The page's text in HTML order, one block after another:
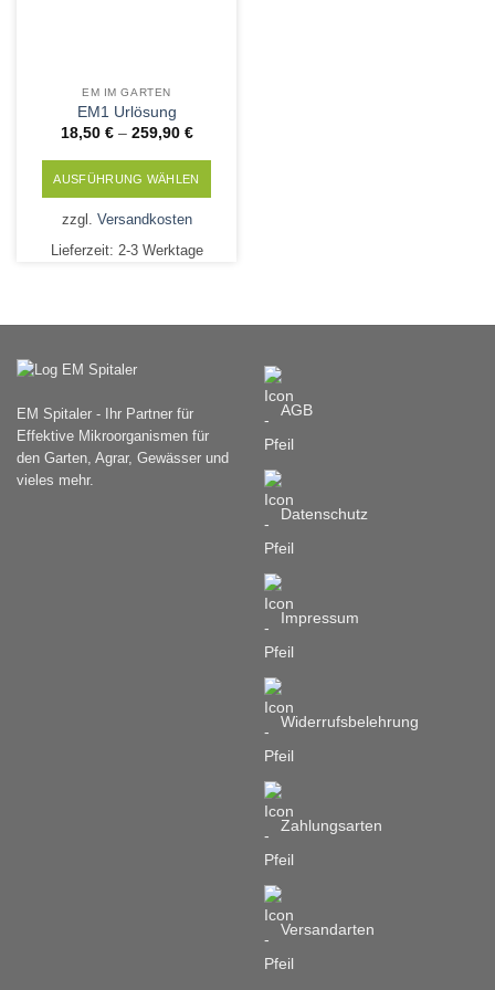
EM IM GARTEN
EM1 Urlösung
18,50 €– 259,90 €
AUSFÜHRUNG WÄHLEN
weist
auf.
Optionen
auf
der
Produktseite
zzgl. Versandkosten
Lieferzeit: 2-3 Werktage
EM Spitaler - Ihr Partner für
Effektive Mikroorganismen für
den Garten, Agrar, Gewässer und
vieles mehr.
AGB
Datenschutz
Impressum
Widerrufsbelehrung
Zahlungsarten
Versandarten